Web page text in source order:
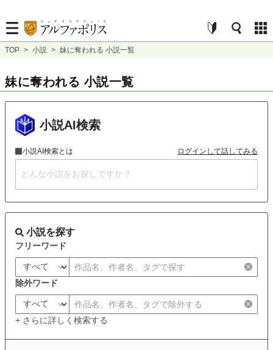
TOP > 小説 > 妹に奪われる 小説一覧
妹に奪われる 小説一覧
小説AI検索
小説AI検索とは ログインして話してみる
小説を探す
フリーワード
除外ワード
+ さらに詳しく検索する